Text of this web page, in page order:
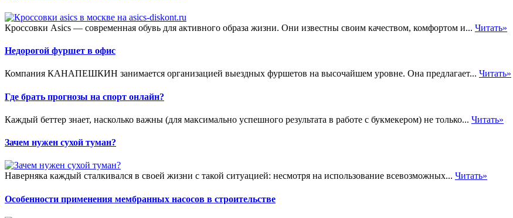
Кроссовки Asics — современная обувь для активного образа жизни. Они известны своим качеством, комфортом и... Читать»
Недорогой фуршет в офис
Компания КАНАПЕШКИН занимается организацией выездных фуршетов на высочайшем уровне. Она предлагает... Читать»
Где брать прогнозы на спорт онлайн?
Каждый беттер знает, насколько важны (для максимально успешного результата в работе с букмекером) не только... Читать»
Зачем нужен сухой туман?
Наверняка каждый сталкивался в своей жизни с такой ситуацией: несмотря на использование всевозможных... Читать»
Особенности применения мембранных насосов в строительстве